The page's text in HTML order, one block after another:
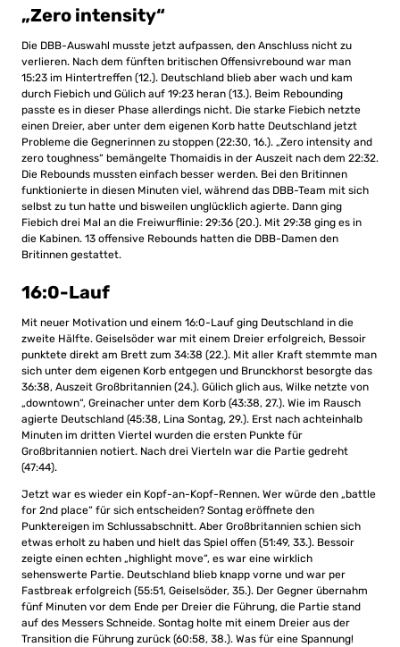
„Zero intensity“
Die DBB-Auswahl musste jetzt aufpassen, den Anschluss nicht zu
verlieren. Nach dem fünften britischen Offensivrebound war man
15:23 im Hintertreffen (12.). Deutschland blieb aber wach und kam
durch Fiebich und Gülich auf 19:23 heran (13.). Beim Rebounding
passte es in dieser Phase allerdings nicht. Die starke Fiebich netzte
einen Dreier, aber unter dem eigenen Korb hatte Deutschland jetzt
Probleme die Gegnerinnen zu stoppen (22:30, 16.). „Zero intensity and
zero toughness“ bemängelte Thomaidis in der Auszeit nach dem 22:32.
Die Rebounds mussten einfach besser werden. Bei den Britinnen
funktionierte in diesen Minuten viel, während das DBB-Team mit sich
selbst zu tun hatte und bisweilen unglücklich agierte. Dann ging
Fiebich drei Mal an die Freiwurflinie: 29:36 (20.). Mit 29:38 ging es in
die Kabinen. 13 offensive Rebounds hatten die DBB-Damen den
Britinnen gestattet.
16:0-Lauf
Mit neuer Motivation und einem 16:0-Lauf ging Deutschland in die
zweite Hälfte. Geiselsöder war mit einem Dreier erfolgreich, Bessoir
punktete direkt am Brett zum 34:38 (22.). Mit aller Kraft stemmte man
sich unter dem eigenen Korb entgegen und Brunckhorst besorgte das
36:38, Auszeit Großbritannien (24.). Gülich glich aus, Wilke netzte von
„downtown“, Greinacher unter dem Korb (43:38, 27.). Wie im Rausch
agierte Deutschland (45:38, Lina Sontag, 29.). Erst nach achteinhalb
Minuten im dritten Viertel wurden die ersten Punkte für
Großbritannien notiert. Nach drei Vierteln war die Partie gedreht
(47:44).
Jetzt war es wieder ein Kopf-an-Kopf-Rennen. Wer würde den „battle
for 2nd place“ für sich entscheiden? Sontag eröffnete den
Punktereigen im Schlussabschnitt. Aber Großbritannien schien sich
etwas erholt zu haben und hielt das Spiel offen (51:49, 33.). Bessoir
zeigte einen echten „highlight move“, es war eine wirklich
sehenswerte Partie. Deutschland blieb knapp vorne und war per
Fastbreak erfolgreich (55:51, Geiselsöder, 35.). Der Gegner übernahm
fünf Minuten vor dem Ende per Dreier die Führung, die Partie stand
auf des Messers Schneide. Sontag holte mit einem Dreier aus der
Transition die Führung zurück (60:58, 38.). Was für eine Spannung!